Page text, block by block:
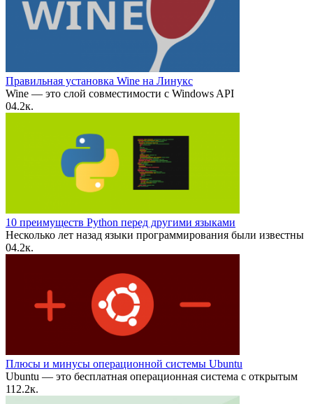
Правильная установка Wine на Линукс
Wine — это слой совместимости с Windows API
04.2к.
10 преимуществ Python перед другими языками
Несколько лет назад языки программирования были известны
04.2к.
Плюсы и минусы операционной системы Ubuntu
Ubuntu — это бесплатная операционная система с открытым
112.2к.